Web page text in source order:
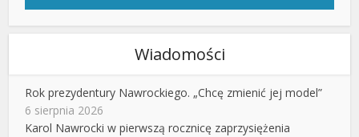
Wiadomości
Rok prezydentury Nawrockiego. „Chcę zmienić jej model”
6 sierpnia 2026
Karol Nawrocki w pierwszą rocznicę zaprzysiężenia